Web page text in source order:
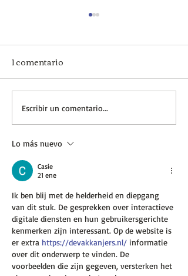
Recursos para una clase
y dinámica
1 comentario
Escribir un comentario...
Lo más nuevo
Casie
21 ene
Ik ben blij met de helderheid en diepgang
van dit stuk. De gesprekken over interactieve
digitale diensten en hun gebruikersgerichte
kenmerken zijn interessant. Op de website is
er extra https://devakkanjers.nl/ informatie
over dit onderwerp te vinden. De
voorbeelden die zijn gegeven, versterken het